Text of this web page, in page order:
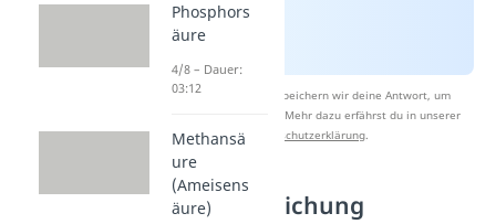
Nach Beantwortung speichern wir deine Antwort, um
Studyflix zu verbessern. Mehr dazu erfährst du in unserer
Datenschutzerklärung.
Protolysegleichung
Phosphors
äure
4/8 – Dauer:
03:12
Methansä
ure
(Ameisens
äure)